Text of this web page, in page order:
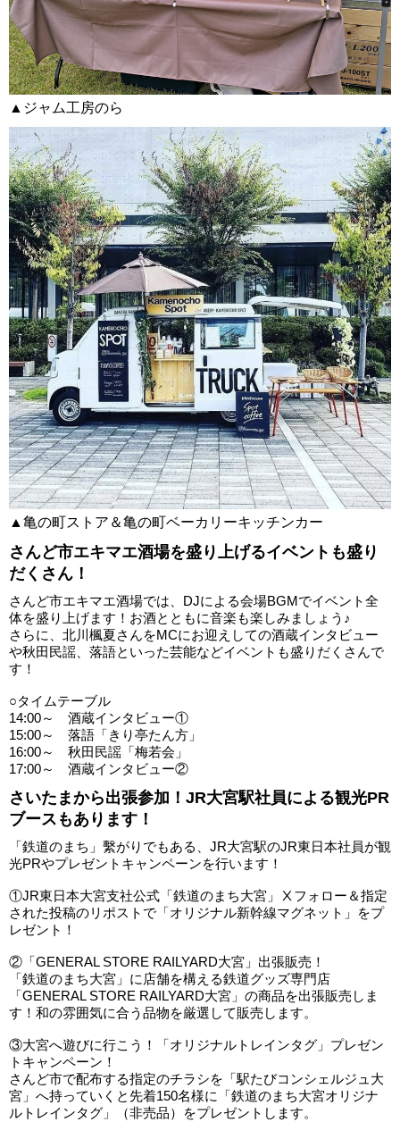
▲ジャム工房のら
▲亀の町ストア＆亀の町ベーカリーキッチンカー
さんど市エキマエ酒場を盛り上げるイベントも盛り
だくさん！
さんど市エキマエ酒場では、DJによる会場BGMでイベント全
体を盛り上げます！お酒とともに音楽も楽しみましょう♪
さらに、北川楓夏さんをMCにお迎えしての酒蔵インタビュー
や秋田民謡、落語といった芸能などイベントも盛りだくさんで
す！
○タイムテーブル
14:00～ 酒蔵インタビュー①
15:00～ 落語「きり亭たん方」
16:00～ 秋田民謡「梅若会」
17:00～ 酒蔵インタビュー②
さいたまから出張参加！JR大宮駅社員による観光PR
ブースもあります！
「鉄道のまち」繫がりでもある、JR大宮駅のJR東日本社員が観
光PRやプレゼントキャンペーンを行います！
①JR東日本大宮支社公式「鉄道のまち大宮」Ⅹフォロー＆指定
された投稿のリポストで「オリジナル新幹線マグネット」をプ
レゼント！
②「GENERAL STORE RAILYARD大宮」出張販売！
「鉄道のまち大宮」に店舗を構える鉄道グッズ専門店
「GENERAL STORE RAILYARD大宮」の商品を出張販売しま
す！和の雰囲気に合う品物を厳選して販売します。
③大宮へ遊びに行こう！「オリジナルトレインタグ」プレゼン
トキャンペーン！
さんど市で配布する指定のチラシを「駅たびコンシェルジュ大
宮」へ持っていくと先着150名様に「鉄道のまち大宮オリジナ
ルトレインタグ」（非売品）をプレゼントします。